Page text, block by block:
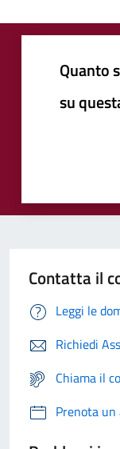
Quanto
su
Contatta il
Leggi le
Richiedi
Chiama il
Prenota